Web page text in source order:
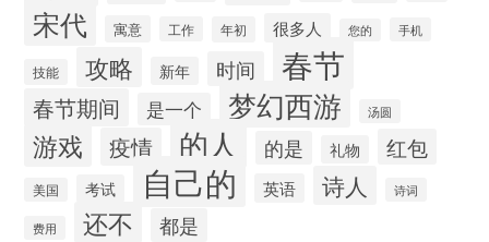
宋代 寓意 工作 年初 很多人 您的 手机
技能 攻略 新年 时间 春节
春节期间 是一个 梦幻西游 汤圆
游戏 疫情 的人 的是 礼物 红包
美国 考试 自己的 英语 诗人 诗词
费用 还不 都是